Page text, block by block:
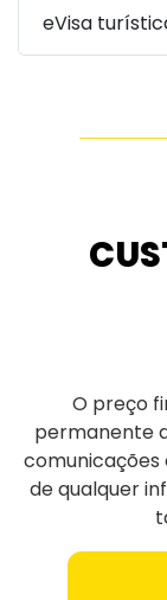
eVisa
O preço
permanente
comunicações
de qualquer